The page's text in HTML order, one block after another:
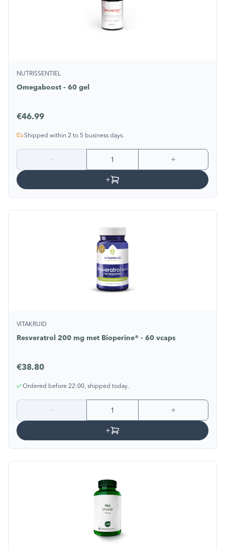
NUTRISSENTIEL
Omegaboost - 60 gel
€46.99
Shipped within 2 to 5 business days.
VITAKRUID
Resveratrol 200 mg met Bioperine® - 60 vcaps
€38.80
Ordered before 22:00, shipped today.